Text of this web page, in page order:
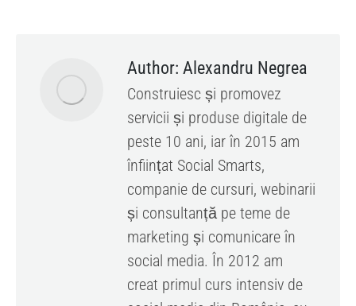
Author: Alexandru Negrea
Construiesc și promovez
servicii și produse digitale de
peste 10 ani, iar în 2015 am
înființat Social Smarts,
companie de cursuri, webinarii
și consultanță pe teme de
marketing și comunicare în
social media. În 2012 am
creat primul curs intensiv de